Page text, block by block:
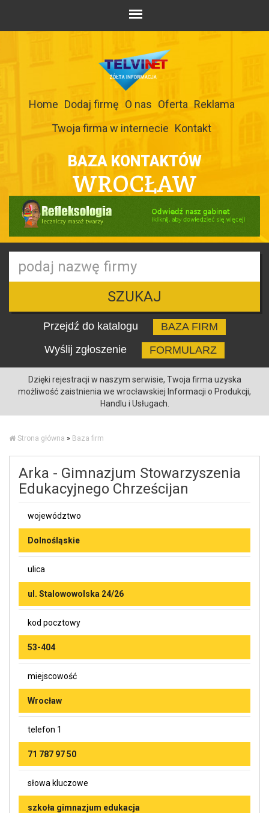
Home Dodaj firmę O nas Oferta Reklama
Twoja firma w internecie Kontakt
BAZA KONTAKTÓW
WROCŁAW
SZUKAJ
Przejdź do katalogu
BAZA FIRM
Wyślij zgłoszenie
FORMULARZ
Dzięki rejestracji w naszym serwisie, Twoja firma uzyska
możliwość zaistnienia we wrocławskiej Informacji o Produkcji,
Handlu i Usługach.
Strona główna » Baza firm
Arka - Gimnazjum Stowarzyszenia
Edukacyjnego Chrześcijan
województwo
Dolnośląskie
ulica
ul. Stalowowolska 24/26
kod pocztowy
53-404
miejscowość
Wrocław
telefon 1
71 787 97 50
słowa kluczowe
szkoła gimnazjum edukacja